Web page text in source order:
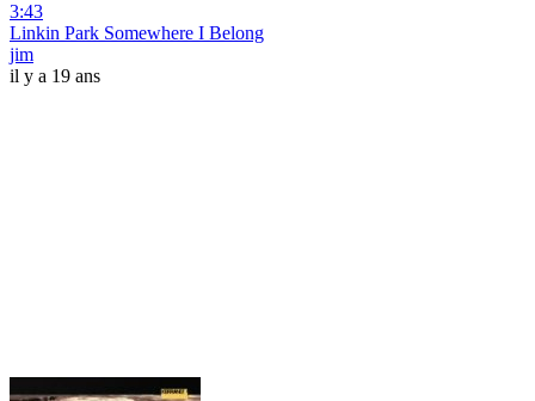
3:43
Linkin Park Somewhere I Belong
jim
il y a 19 ans